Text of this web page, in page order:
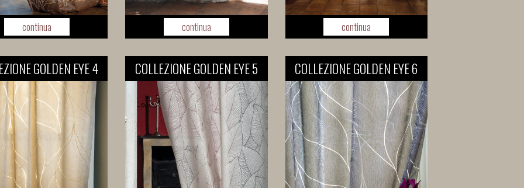
continua continua continua
GOLDEN EYE 4 COLLEZIONE GOLDEN EYE 5 COLLEZIONE GOLDEN EYE 6